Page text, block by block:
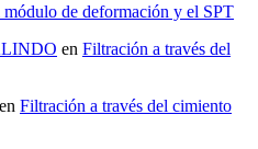
módulo de deformación y el SPT
en Filtración a través del
en Filtración a través del cimiento